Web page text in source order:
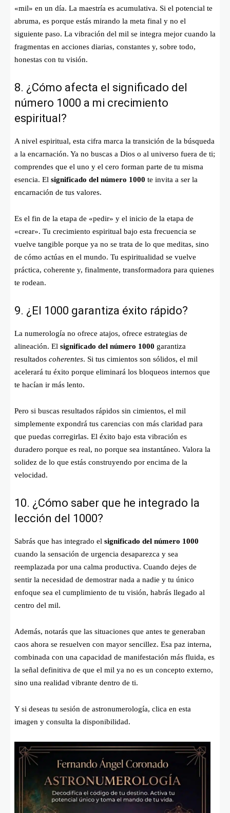
«mil» en un día. La maestría es acumulativa. Si el potencial te
abruma, es porque estás mirando la meta final y no el
siguiente paso. La vibración del mil se integra mejor cuando la
fragmentas en acciones diarias, constantes y, sobre todo,
honestas con tu visión.
8. ¿Cómo afecta el significado del
número 1000 a mi crecimiento
espiritual?
A nivel espiritual, esta cifra marca la transición de la búsqueda
a la encarnación. Ya no buscas a Dios o al universo fuera de ti;
comprendes que el uno y el cero forman parte de tu misma
esencia. El significado del número 1000 te invita a ser la
encarnación de tus valores.
Es el fin de la etapa de «pedir» y el inicio de la etapa de
«crear». Tu crecimiento espiritual bajo esta frecuencia se
vuelve tangible porque ya no se trata de lo que meditas, sino
de cómo actúas en el mundo. Tu espiritualidad se vuelve
práctica, coherente y, finalmente, transformadora para quienes
te rodean.
9. ¿El 1000 garantiza éxito rápido?
La numerología no ofrece atajos, ofrece estrategias de
alineación. El significado del número 1000 garantiza
resultados coherentes. Si tus cimientos son sólidos, el mil
acelerará tu éxito porque eliminará los bloqueos internos que
te hacían ir más lento.
Pero si buscas resultados rápidos sin cimientos, el mil
simplemente expondrá tus carencias con más claridad para
que puedas corregirlas. El éxito bajo esta vibración es
duradero porque es real, no porque sea instantáneo. Valora la
solidez de lo que estás construyendo por encima de la
velocidad.
10. ¿Cómo saber que he integrado la
lección del 1000?
Sabrás que has integrado el significado del número 1000
cuando la sensación de urgencia desaparezca y sea
reemplazada por una calma productiva. Cuando dejes de
sentir la necesidad de demostrar nada a nadie y tu único
enfoque sea el cumplimiento de tu visión, habrás llegado al
centro del mil.
Además, notarás que las situaciones que antes te generaban
caos ahora se resuelven con mayor sencillez. Esa paz interna,
combinada con una capacidad de manifestación más fluida, es
la señal definitiva de que el mil ya no es un concepto externo,
sino una realidad vibrante dentro de ti.
Y si deseas tu sesión de astronumerología, clica en esta
imagen y consulta la disponibilidad.